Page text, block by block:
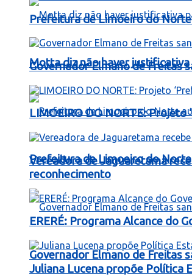
Motta diz não haver
Prefeitura de Limoeiro do
Governador Elmano de Freitas
Prefeitura de Limoeiro do
Governador Elmano de Freitas
LIMOEIRO DO NORTE:
Vereadora de Jaguaretama
reconhecimento
ERERÉ: Programa Alcance do
Juliana Lucena propõe Política